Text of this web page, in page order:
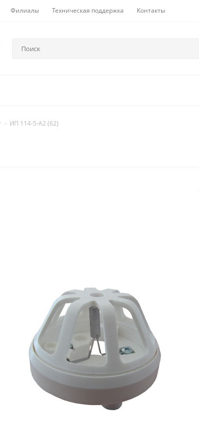
Филиалы Техническая поддержка Контакты
- ИП 114-5-А2 (62)